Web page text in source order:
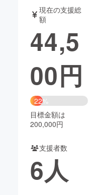
音楽
ゲーム・
書籍・雑誌
チャレンジ
CAMPFIRE Creation
コミュニティ
現在の支援総
額
44,5
00円
22%
目標金額は
200,000円
支援者数
6人